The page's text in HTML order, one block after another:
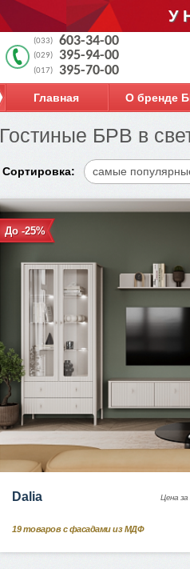
У
(033) 603-34-00
(029) 395-94-00
(017) 395-70-00
Главная О бренде
Гостиные БРВ в
Сортировка: самые
До -25%
Dalia Цена
19 товаров с фасадами из МДФ